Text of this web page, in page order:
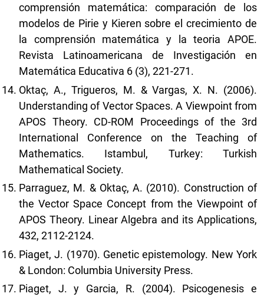
comprensión matemática: comparación de los
modelos de Pirie y Kieren sobre el crecimiento de
la comprensión matemática y la teoria APOE.
Revista Latinoamericana de Investigación en
Matemática Educativa 6 (3), 221-271.
Oktaç, A., Trigueros, M. & Vargas, X. N. (2006).
Understanding of Vector Spaces. A Viewpoint from
APOS Theory. CD-ROM Proceedings of the 3rd
International Conference on the Teaching of
Mathematics. Istambul, Turkey: Turkish
Mathematical Society.
Parraguez, M. & Oktaç, A. (2010). Construction of
the Vector Space Concept from the Viewpoint of
APOS Theory. Linear Algebra and its Applications,
432, 2112-2124.
Piaget, J. (1970). Genetic epistemology. New York
& London: Columbia University Press.
Piaget, J. y Garcia, R. (2004). Psicogenesis e